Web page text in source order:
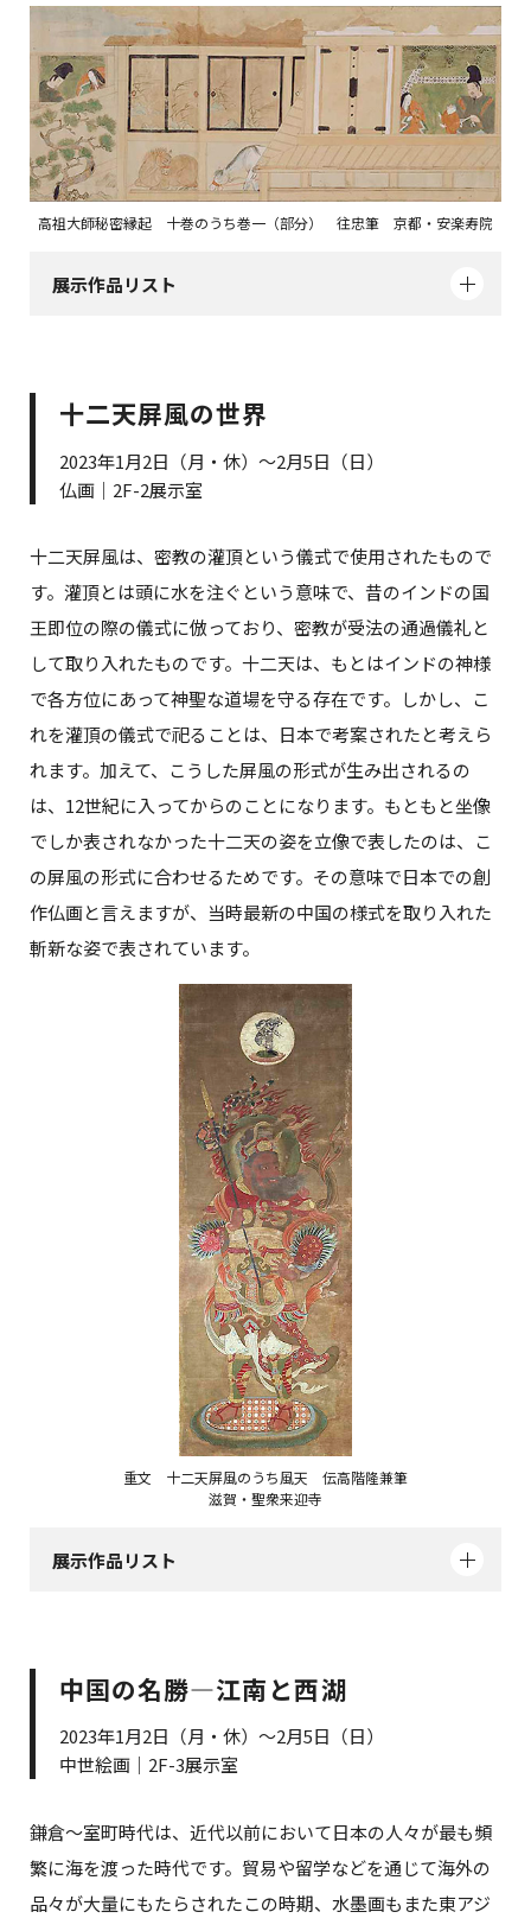
高祖大師秘密縁起 十巻のうち巻一（部分） 往忠筆 京都・安楽寿院
展示作品リスト
十二天屏風の世界
2023年1月2日（月・休）～2月5日（日）
仏画｜2F-2展示室
十二天屏風は、密教の灌頂という儀式で使用されたもので
す。灌頂とは頭に水を注ぐという意味で、昔のインドの国
王即位の際の儀式に倣っており、密教が受法の通過儀礼と
して取り入れたものです。十二天は、もとはインドの神様
で各方位にあって神聖な道場を守る存在です。しかし、こ
れを灌頂の儀式で祀ることは、日本で考案されたと考えら
れます。加えて、こうした屏風の形式が生み出されるの
は、12世紀に入ってからのことになります。もともと坐像
でしか表されなかった十二天の姿を立像で表したのは、こ
の屏風の形式に合わせるためです。その意味で日本での創
作仏画と言えますが、当時最新の中国の様式を取り入れた
斬新な姿で表されています。
重文 十二天屏風のうち風天 伝高階隆兼筆
滋賀・聖衆来迎寺
展示作品リスト
中国の名勝―江南と西湖
2023年1月2日（月・休）～2月5日（日）
中世絵画｜2F-3展示室
鎌倉～室町時代は、近代以前において日本の人々が最も頻
繁に海を渡った時代です。貿易や留学などを通じて海外の
品々が大量にもたらされたこの時期、水墨画もまた東アジ